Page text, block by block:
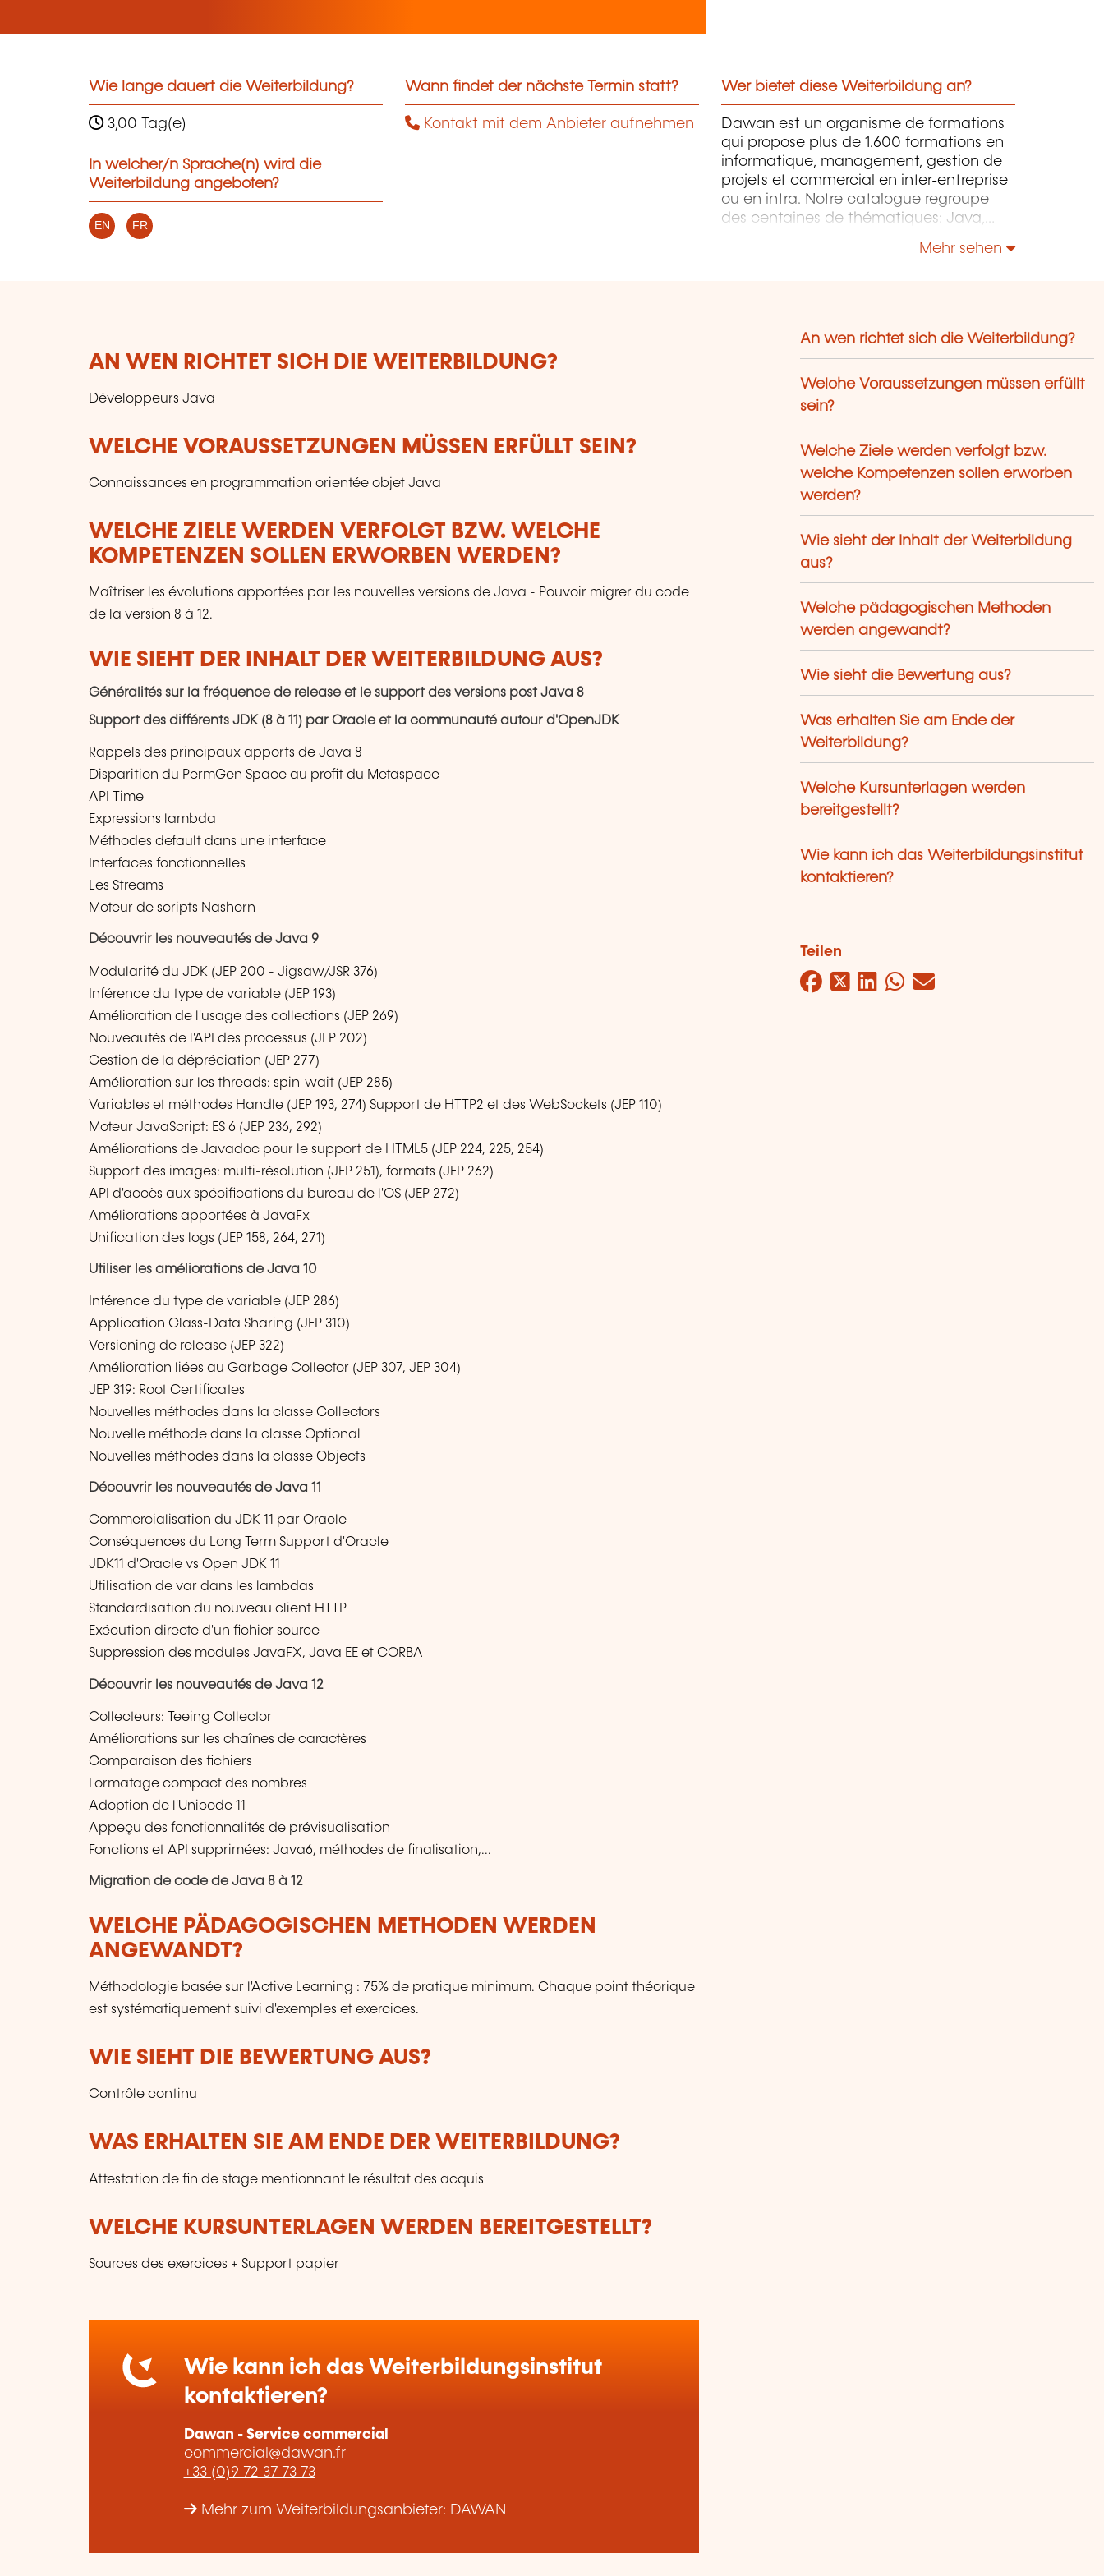
Wie lange dauert die Weiterbildung?
3,00 Tag(e)
In welcher/n Sprache(n) wird die
Weiterbildung angeboten?
EN FR
Wann findet der nächste Termin statt?
Kontakt mit dem Anbieter aufnehmen
Wer bietet diese Weiterbildung an?
Dawan est un organisme de formations
qui propose plus de 1.600 formations en
informatique, management, gestion de
projets et commercial en inter-entreprise
ou en intra. Notre catalogue regroupe
des centaines de thématiques: Java,
Windows Server, Vmware, Autocad,
Mehr sehen
AN WEN RICHTET SICH DIE WEITERBILDUNG?
Développeurs Java
WELCHE VORAUSSETZUNGEN MÜSSEN ERFÜLLT SEIN?
Connaissances en programmation orientée objet Java
WELCHE ZIELE WERDEN VERFOLGT BZW. WELCHE
KOMPETENZEN SOLLEN ERWORBEN WERDEN?
Maîtriser les évolutions apportées par les nouvelles versions de Java - Pouvoir migrer du code
de la version 8 à 12.
WIE SIEHT DER INHALT DER WEITERBILDUNG AUS?
Généralités sur la fréquence de release et le support des versions post Java 8
Support des différents JDK (8 à 11) par Oracle et la communauté autour d'OpenJDK
Rappels des principaux apports de Java 8
Disparition du PermGen Space au profit du Metaspace
API Time
Expressions lambda
Méthodes default dans une interface
Interfaces fonctionnelles
Les Streams
Moteur de scripts Nashorn
Découvrir les nouveautés de Java 9
Modularité du JDK (JEP 200 - Jigsaw/JSR 376)
Inférence du type de variable (JEP 193)
Amélioration de l'usage des collections (JEP 269)
Nouveautés de l'API des processus (JEP 202)
Gestion de la dépréciation (JEP 277)
Amélioration sur les threads: spin-wait (JEP 285)
Variables et méthodes Handle (JEP 193, 274) Support de HTTP2 et des WebSockets (JEP 110)
Moteur JavaScript: ES 6 (JEP 236, 292)
Améliorations de Javadoc pour le support de HTML5 (JEP 224, 225, 254)
Support des images: multi-résolution (JEP 251), formats (JEP 262)
API d'accès aux spécifications du bureau de l'OS (JEP 272)
Améliorations apportées à JavaFx
Unification des logs (JEP 158, 264, 271)
Utiliser les améliorations de Java 10
Inférence du type de variable (JEP 286)
Application Class-Data Sharing (JEP 310)
Versioning de release (JEP 322)
Amélioration liées au Garbage Collector (JEP 307, JEP 304)
JEP 319: Root Certificates
Nouvelles méthodes dans la classe Collectors
Nouvelle méthode dans la classe Optional
Nouvelles méthodes dans la classe Objects
Découvrir les nouveautés de Java 11
Commercialisation du JDK 11 par Oracle
Conséquences du Long Term Support d'Oracle
JDK11 d'Oracle vs Open JDK 11
Utilisation de var dans les lambdas
Standardisation du nouveau client HTTP
Exécution directe d'un fichier source
Suppression des modules JavaFX, Java EE et CORBA
Découvrir les nouveautés de Java 12
Collecteurs: Teeing Collector
Améliorations sur les chaînes de caractères
Comparaison des fichiers
Formatage compact des nombres
Adoption de l'Unicode 11
Appeçu des fonctionnalités de prévisualisation
Fonctions et API supprimées: Java6, méthodes de finalisation,...
Migration de code de Java 8 à 12
WELCHE PÄDAGOGISCHEN METHODEN WERDEN
ANGEWANDT?
Méthodologie basée sur l'Active Learning : 75% de pratique minimum. Chaque point théorique
est systématiquement suivi d'exemples et exercices.
WIE SIEHT DIE BEWERTUNG AUS?
Contrôle continu
WAS ERHALTEN SIE AM ENDE DER WEITERBILDUNG?
Attestation de fin de stage mentionnant le résultat des acquis
WELCHE KURSUNTERLAGEN WERDEN BEREITGESTELLT?
Sources des exercices + Support papier
Wie kann ich das Weiterbildungsinstitut
kontaktieren?
Dawan - Service commercial
commercial@dawan.fr
+33 (0)9 72 37 73 73
Mehr zum Weiterbildungsanbieter: DAWAN
An wen richtet sich die Weiterbildung?
Welche Voraussetzungen müssen erfüllt
sein?
Welche Ziele werden verfolgt bzw.
welche Kompetenzen sollen erworben
werden?
Wie sieht der Inhalt der Weiterbildung
aus?
Welche pädagogischen Methoden
werden angewandt?
Wie sieht die Bewertung aus?
Was erhalten Sie am Ende der
Weiterbildung?
Welche Kursunterlagen werden
bereitgestellt?
Wie kann ich das Weiterbildungsinstitut
kontaktieren?
Teilen
Facebook
Twitter
LinkedIn
WhatsApp
Mail